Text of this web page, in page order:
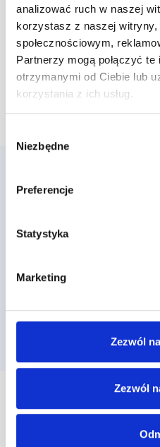
analizować ruch w naszej
korzystasz z naszej witryny,
społecznościowym,
Partnerzy mogą połączyć
otrzymanymi od Ciebie lub
korzystania z ich usług.
zgody
Niezbędne
Preferencje
Statystyka
Marketing
Zezwól
Zezwól
Sprawdź ofertę
Dowiedz się, jak możesz